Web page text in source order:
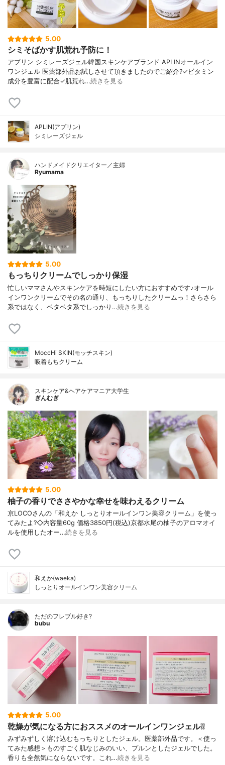
5.00
シミそばかす肌荒れ予防に！
アプリン シミレーズジェル韓国スキンケアブランド APLINオールイン
ワンジェル 医薬部外品お試しさせて頂きましたのでご紹介?✓ビタミン
成分を豊富に配合✓肌荒れ…続きを見る
APLIN(アプリン)
シミレーズジェル
ハンドメイドクリエイター／主婦
Ryumama
5.00
もっちりクリームでしっかり保湿
忙しいママさんやスキンケアを時短にしたい方におすすめです♪オール
インワンクリームでその名の通り、もっちりしたクリームっ！さらさら
系ではなく、ベタベタ系でしっかり…続きを見る
MoccHi SKIN(モッチスキン)
吸着もちクリーム
スキンケア&ヘアケアマニア大学生
ぎんむぎ
5.00
柚子の香りでささやかな幸せを味わえるクリーム
京LOCOさんの「和えか しっとりオールインワン美容クリーム」を使っ
てみたよ?◇内容量60g 価格3850円(税込)京都水尾の柚子のアロマオイ
ルを使用したオー…続きを見る
和えか(waeka)
しっとりオールインワン美容クリーム
ただのフレブル好き?
bubu
5.00
乾燥が気になる方におススメのオールインワンジェル❕❕
みずみずしく溶け込むもっちりとしたジェル。医薬部外品です。＜使っ
てみた感想＞ものすごく肌なじみのいい、プルンとしたジェルでした。
香りも全然気にならないです。これ…続きを見る